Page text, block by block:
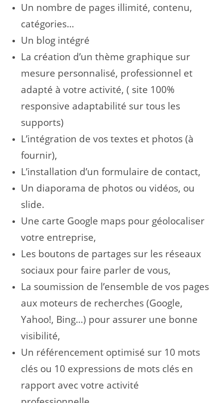
Un nombre de pages illimité, contenu,
catégories…
Un blog intégré
La création d’un thème graphique sur
mesure personnalisé, professionnel et
adapté à votre activité, ( site 100%
responsive adaptabilité sur tous les
supports)
L’intégration de vos textes et photos (à
fournir),
L’installation d’un formulaire de contact,
Un diaporama de photos ou vidéos, ou
slide.
Une carte Google maps pour géolocaliser
votre entreprise,
Les boutons de partages sur les réseaux
sociaux pour faire parler de vous,
La soumission de l’ensemble de vos pages
aux moteurs de recherches (Google,
Yahoo!, Bing…) pour assurer une bonne
visibilité,
Un référencement optimisé sur 10 mots
clés ou 10 expressions de mots clés en
rapport avec votre activité